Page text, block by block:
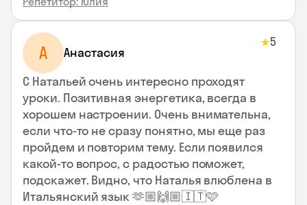
А Анастасия
★5
С Натальей очень интересно проходят
уроки. Позитивная энергетика, всегда в
хорошем настроении. Очень внимательна,
если что-то не сразу понятно, мы еще раз
пройдем и повторим тему. Если появился
какой-то вопрос, с радостью поможет,
подскажет. Видно, что Наталья влюблена в
Итальянский язык 🫶🏼🙌🏼🇮🇹🩷